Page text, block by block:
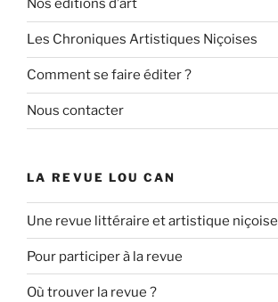
Nos éditions d’art
Les Chroniques Artistiques Niçoises
Comment se faire éditer ?
Nous contacter
LA REVUE LOU CAN
Une revue littéraire et artistique niçoise
Pour participer à la revue
Où trouver la revue ?